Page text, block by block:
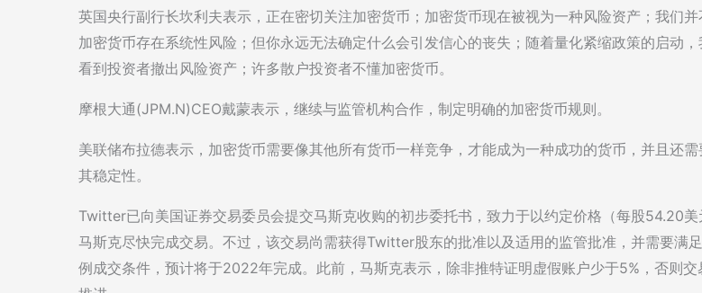
英国央行副行长坎利夫表示，正在密切关注加密货币；加密货币现在被视为一种风险资产；我们并
加密货币存在系统性风险；但你永远无法确定什么会引发信心的丧失；随着量化紧缩政策的启动，
看到投资者撤出风险资产；许多散户投资者不懂加密货币。
摩根大通(JPM.N)CEO戴蒙表示，继续与监管机构合作，制定明确的加密货币规则。
美联储布拉德表示，加密货币需要像其他所有货币一样竞争，才能成为一种成功的货币，并且还
其稳定性。
Twitter已向美国证券交易委员会提交马斯克收购的初步委托书，致力于以约定价格（每股54.20美
马斯克尽快完成交易。不过，该交易尚需获得Twitter股东的批准以及适用的监管批准，并需要满
例成交条件，预计将于2022年完成。此前，马斯克表示，除非推特证明虚假账户少于5%，否则交